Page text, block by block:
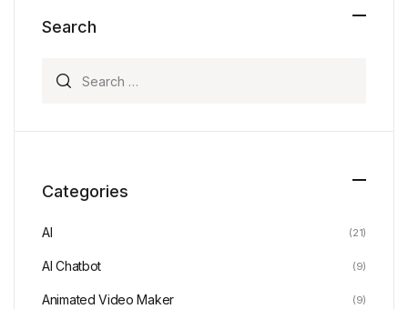
Search
Categories
AI (21)
AI Chatbot (9)
Animated Video Maker (9)